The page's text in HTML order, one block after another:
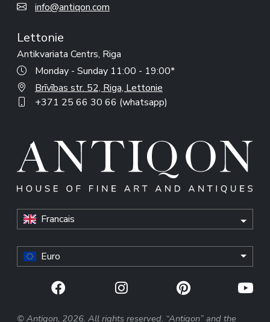
info@antiqon.com
Lettonie
Antikvariata Centrs, Riga
Monday - Sunday 11:00 - 19:00*
Brīvības str. 52, Riga, Lettonie
+371 25 66 30 66 (whatsapp)
Francais
Euro
© Antiqon, 2026. All rights reserved. “Antiqon” and the